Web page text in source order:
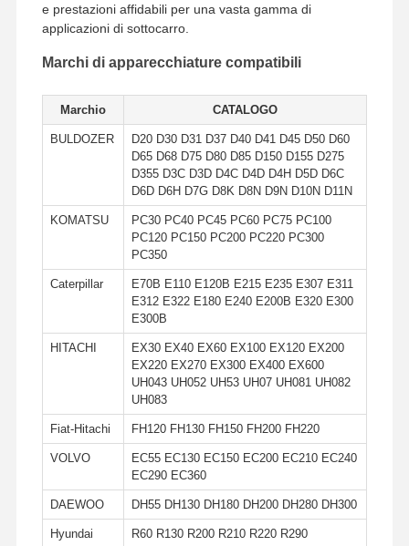
Segmento Bolt
Bolt per denti a secchio
Bolt di blocco dentale
Cerniera della ruota del camion
Pattini Bolt
e prestazioni affidabili per una vasta gamma di
applicazioni di sottocarro.
Marchi di apparecchiature compatibili
Marchio CATALOGO
BULDOZER
D20 D30 D31 D37 D40 D41 D45 D50 D60
D65 D68 D75 D80 D85 D150 D155 D275
D355 D3C D3D D4C D4D D4H D5D D6C
D6D D6H D7G D8K D8N D9N D10N D11N
KOMATSU
PC30 PC40 PC45 PC60 PC75 PC100
PC120 PC150 PC200 PC220 PC300
PC350
Caterpillar
E70B E110 E120B E215 E235 E307 E311
E312 E322 E180 E240 E200B E320 E300
E300B
HITACHI
EX30 EX40 EX60 EX100 EX120 EX200
EX220 EX270 EX300 EX400 EX600
UH043 UH052 UH53 UH07 UH081 UH082
UH083
Fiat-Hitachi FH120 FH130 FH150 FH200 FH220
VOLVO
EC55 EC130 EC150 EC200 EC210 EC240
EC290 EC360
DAEWOO DH55 DH130 DH180 DH200 DH280 DH300
Hyundai R60 R130 R200 R210 R220 R290